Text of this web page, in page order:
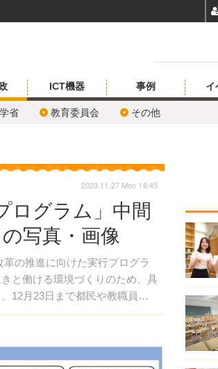
省 教育委員会 その他
ICT機器 事例 イ
ログラム」中間
写真・画像
の推進に向けた実行プログラ
と働ける環境づくりのため、具
12月23日まで都民や教職員か
2023.11.27 Mon 16:45